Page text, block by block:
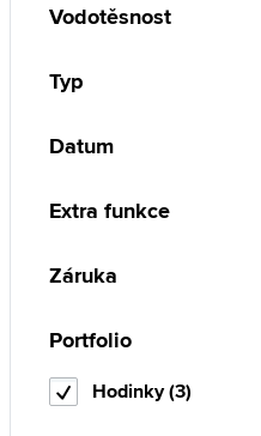
Vodotěsnost
Typ
Datum
Extra funkce
Záruka
Portfolio
Hodinky (3)